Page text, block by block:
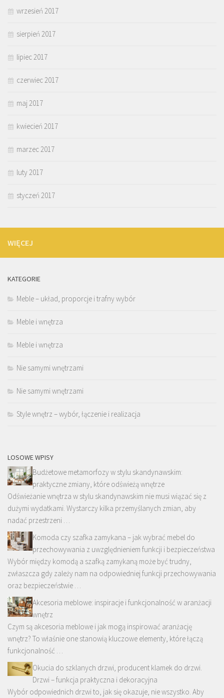
wrzesień 2017
sierpień 2017
lipiec 2017
czerwiec 2017
maj 2017
kwiecień 2017
marzec 2017
luty 2017
styczeń 2017
WIĘCEJ
KATEGORIE
Meble – układ, proporcje i trafny wybór
Meble i wnętrza
Meble i wnętrza
Nie samymi wnętrzami
Nie samymi wnętrzami
Style wnętrz – wybór, łączenie i realizacja
LOSOWE WPISY
Budżetowe metamorfozy w stylu skandynawskim:
praktyczne zmiany, które odświeżą wnętrze
Odświeżanie wnętrza w stylu skandynawskim nie musi wiązać się z
dużymi wydatkami. Wystarczy kilka przemyślanych zmian, aby
nadać przestrzeni …
Komoda czy szafka zamykana – jak wybrać mebel do
przechowywania z uwzględnieniem funkcji i bezpieczeństwa
Wybór między komodą a szafką zamykaną może być trudny,
zwłaszcza gdy zależy nam na odpowiedniej funkcji przechowywania
oraz bezpieczeństwie …
Akcesoria meblowe: inspiracje i funkcjonalność w aranżacji
wnętrz
Czym są akcesoria meblowe i jak mogą inspirować aranżację
wnętrz? To właśnie one stanowią kluczowe elementy, które łączą
funkcjonalność …
Okucia do szklanych drzwi, producent klamek do drzwi.
Drzwi – funkcja praktyczna i dekoracyjna
Wybór odpowiednich drzwi to, jak się okazuje, nie wszystko. Aby